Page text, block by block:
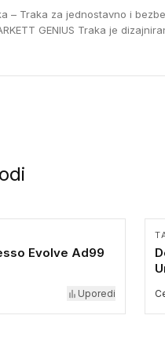
aluminijuma za oblasti pod
se na postojeći pod. Veoma
– Traka za jednostavno i
GENIUS Traka je
Evolve Ad99
Uporedi